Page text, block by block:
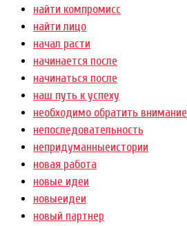
найти компромисс
найти лицо
начал расти
начинается после
начинаться после
наш путь к успеху
необходимо обратить внимание
непоследовательность
непридуманныеистории
новая работа
новые идеи
новыеидеи
новый партнер